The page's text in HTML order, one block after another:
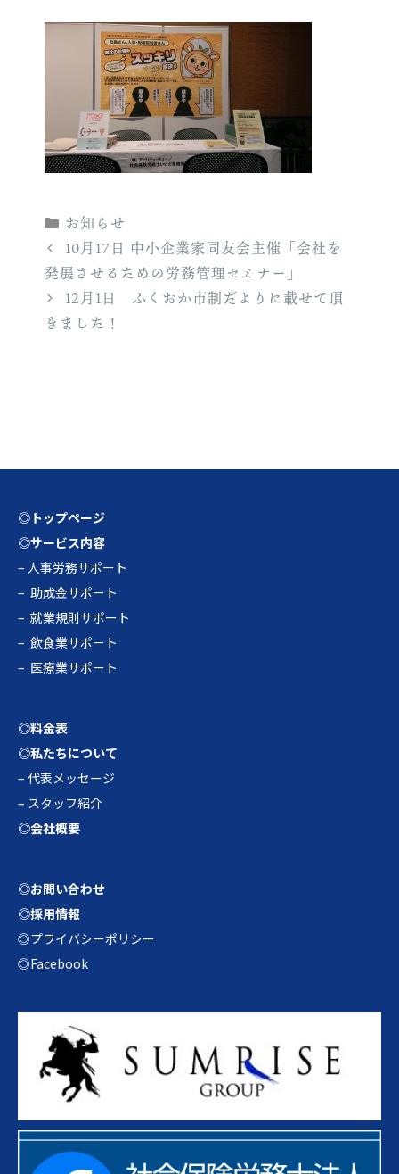
カ
テ
ゴ
リ
ー
お知らせ
10月17日 中小企業家同友会主催「会社を
発展させるための労務管理セミナー」
12月1日 ふくおか市制だよりに載せて頂
きました！
◎トップページ
◎サービス内容
– 人事労務サポート
– 助成金サポート
– 就業規則サポート
– 飲食業サポート
– 医療業サポート
◎料金表
◎私たちについて
– 代表メッセージ
– スタッフ紹介
◎会社概要
◎お問い合わせ
◎採用情報
◎プライバシーポリシー
◎Facebook